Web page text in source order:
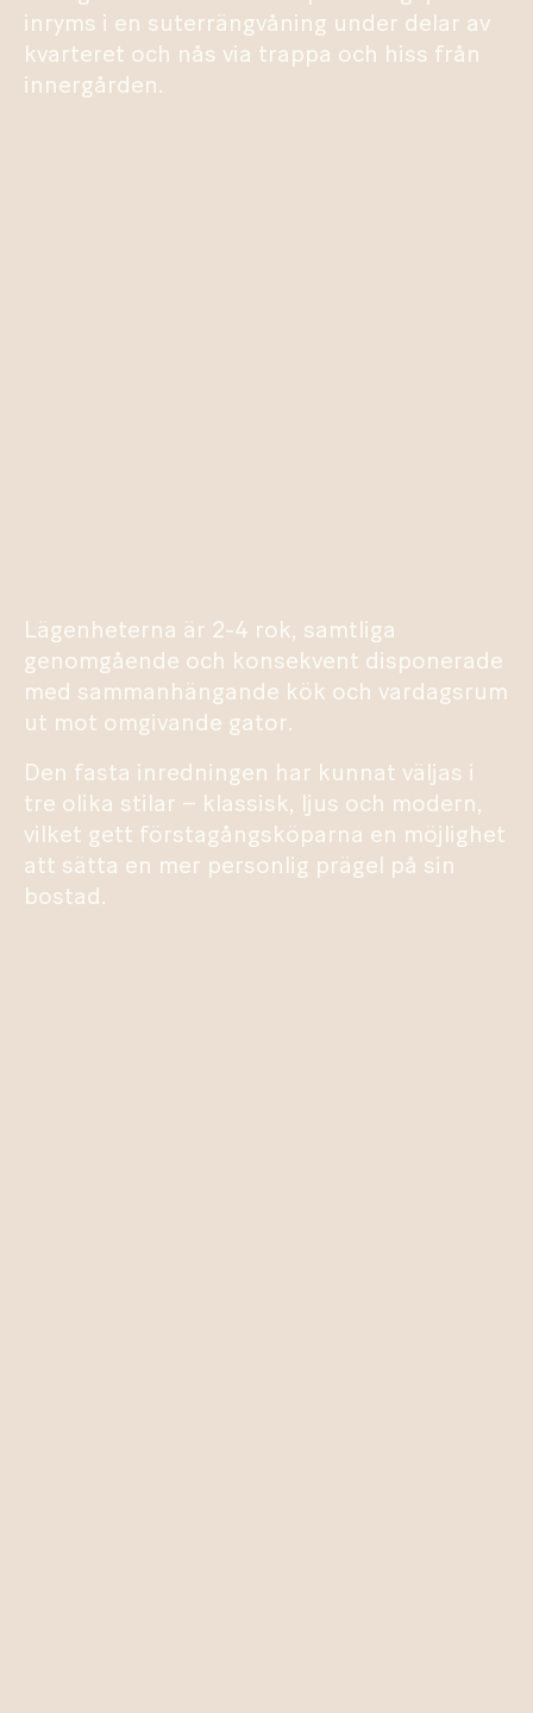
inryms i en suterrängvåning under delar av
kvarteret och nås via trappa och hiss från
innergården.
Lägenheterna är 2-4 rok, samtliga
genomgående och konsekvent disponerade
med sammanhängande kök och vardagsrum
ut mot omgivande gator.
Den fasta inredningen har kunnat väljas i
tre olika stilar – klassisk, ljus och modern,
vilket gett förstagångsköparna en möjlighet
att sätta en mer personlig prägel på sin
bostad.